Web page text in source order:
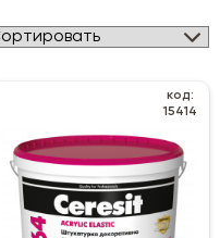
код:
15414